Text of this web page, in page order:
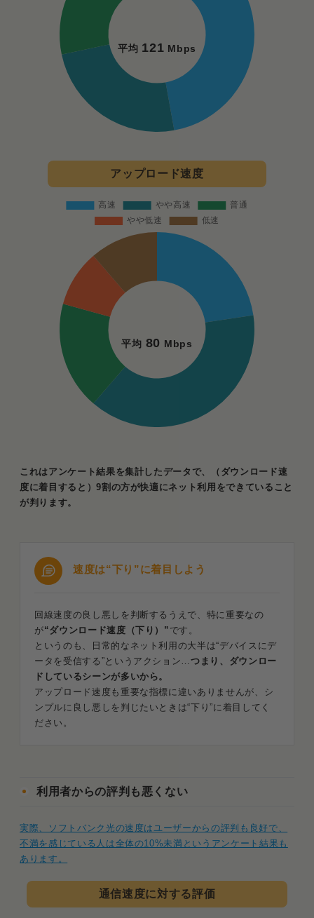
平均 121 Mbps
アップロード速度
平均 80 Mbps
これはアンケート結果を集計したデータで、（ダウンロード速
度に着目すると）9割の方が快適にネット利用をできていること
が判ります。
速度は“下り”に着目しよう
回線速度の良し悪しを判断するうえで、特に重要なの
が“ダウンロード速度（下り）” です。
というのも、日常的なネット利用の大半は“デバイスにデ
ータを受信する”というアクション…つまり、ダウンロー
ドしているシーンが多いから。
アップロード速度も重要な指標に違いありませんが、シ
ンプルに良し悪しを判じたいときは“下り”に着目してく
ださい。
利用者からの評判も悪くない
実際、ソフトバンク光の速度はユーザーからの評判も良好で、
不満を感じている人は全体の10%未満というアンケート結果も
あります。
通信速度に対する評価